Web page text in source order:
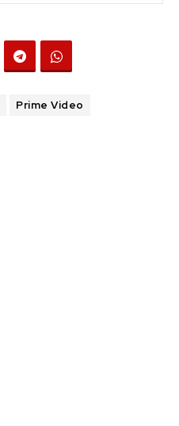
Prime Video